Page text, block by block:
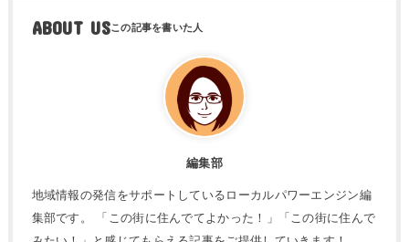
ABOUT US
編集部
地域情報の発信をサポートしているローカルパワーエンジン編
集部です。 「この街に住んでてよかった！」「この街に住んで